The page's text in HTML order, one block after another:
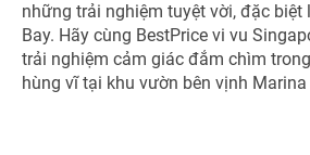
những trải nghiệm tuyệt vời, đặc biệt
Bay. Hãy cùng BestPrice vi vu
trải nghiệm cảm giác đắm chìm
hùng vĩ tại khu vườn bên vịnh Marina